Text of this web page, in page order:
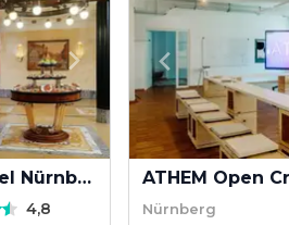
Le Méridien Grand Hotel Nürnberg
4,8
ATHEM Open
Nürnberg